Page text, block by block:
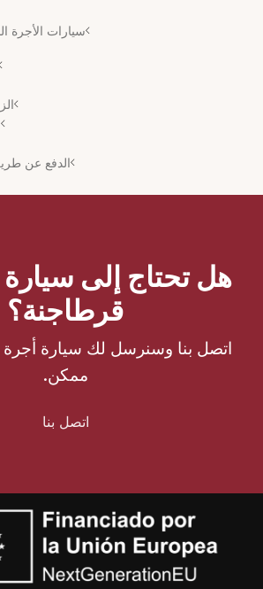
سيارات الأجرة
الدفع عن
هل تحتاج إلى
قرطاجنة؟
اتصل بنا وسنرسل لك سيارة
ممكن.
اتصل بنا